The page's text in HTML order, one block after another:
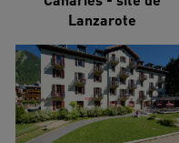
Lanzarote